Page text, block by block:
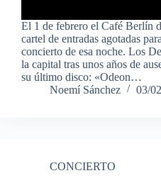
El 1 de febrero el Café Berlín
cartel de entradas agotadas
concierto de esa noche. Los
la capital tras unos años de
su último disco: «Odeon…
Noemí Sánchez
03/
CONCIERTO